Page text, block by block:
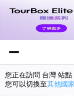
您正在訪問 台灣 站點
您可以切換至其他國